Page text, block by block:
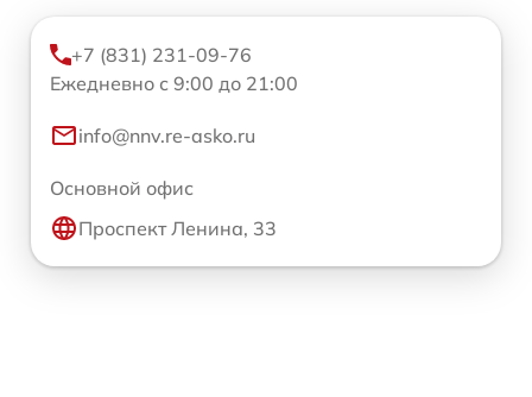
+7 (831) 231-09-76
Ежедневно с 9:00 до 21:00
info@nnv.re-asko.ru
Основной офис
Проспект Ленина, 33